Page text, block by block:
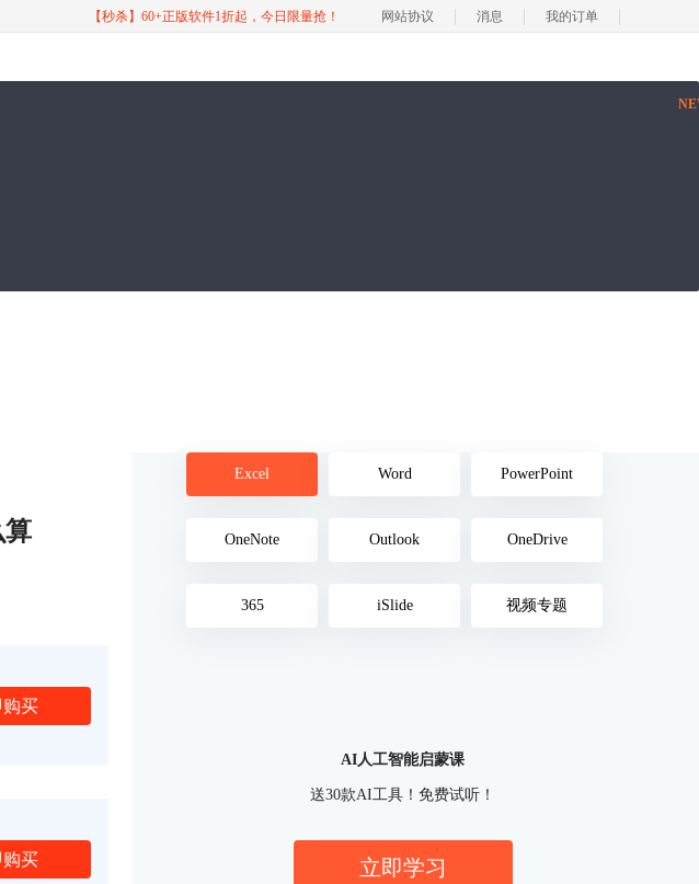
【秒杀】60+正版软件1折起，今日限量抢！ 网站协议 消息 我的订单
购买
购买
Excel Word PowerPoint
OneNote Outlook OneDrive
365 iSlide 视频专题
AI人工智能启蒙课
送30款AI工具！免费试听！
立即学习